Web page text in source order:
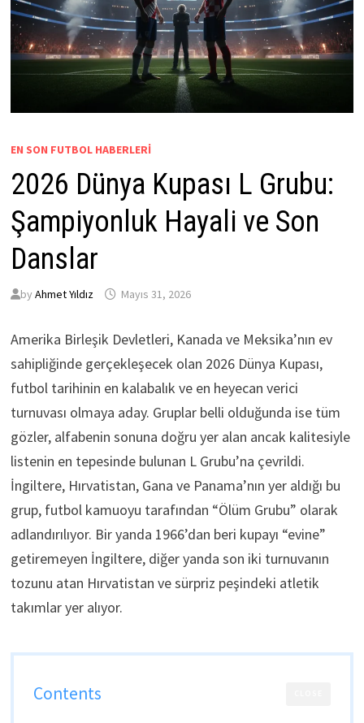
EN SON FUTBOL HABERLERI
2026 Dünya Kupası L Grubu:
Şampiyonluk Hayali ve Son
Danslar
by Ahmet Yıldız Mayıs 31, 2026
Amerika Birleşik Devletleri, Kanada ve Meksika’nın ev
sahipliğinde gerçekleşecek olan 2026 Dünya Kupası,
futbol tarihinin en kalabalık ve en heyecan verici
turnuvası olmaya aday. Gruplar belli olduğunda ise tüm
gözler, alfabenin sonuna doğru yer alan ancak kalitesiyle
listenin en tepesinde bulunan L Grubu’na çevrildi.
İngiltere, Hırvatistan, Gana ve Panama’nın yer aldığı bu
grup, futbol kamuoyu tarafından “Ölüm Grubu” olarak
adlandırılıyor. Bir yanda 1966’dan beri kupayı “evine”
getiremeyen İngiltere, diğer yanda son iki turnuvanın
tozunu atan Hırvatistan ve sürpriz peşindeki atletik
takımlar yer alıyor.
Contents